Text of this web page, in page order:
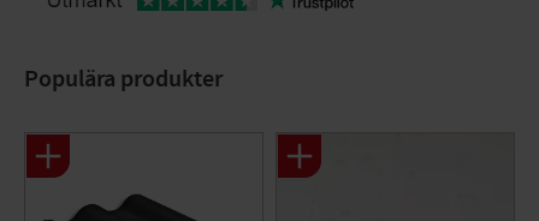
Populära produkter